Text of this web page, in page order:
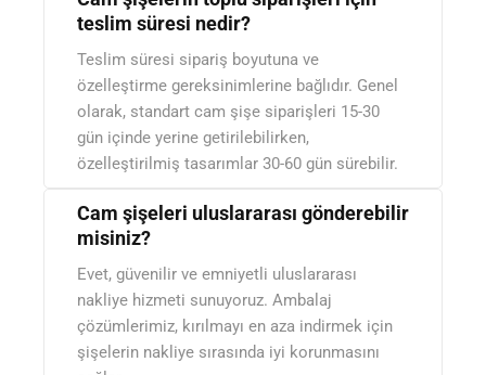
teslim süresi nedir?
Teslim süresi sipariş boyutuna ve
özelleştirme gereksinimlerine bağlıdır. Genel
olarak, standart cam şişe siparişleri 15-30
gün içinde yerine getirilebilirken,
özelleştirilmiş tasarımlar 30-60 gün sürebilir.
Cam şişeleri uluslararası gönderebilir
misiniz?
Evet, güvenilir ve emniyetli uluslararası
nakliye hizmeti sunuyoruz. Ambalaj
çözümlerimiz, kırılmayı en aza indirmek için
şişelerin nakliye sırasında iyi korunmasını